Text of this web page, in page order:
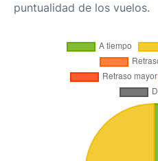
puntualidad de los vuelos.